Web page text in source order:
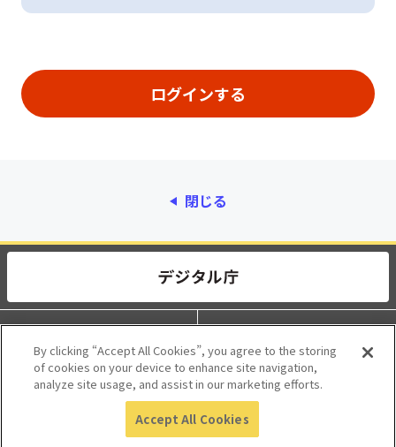
閉じる
動作環境 個人情報保護
利用規約 アクセシビリティ
© 2017 Digital Agency, Government of Japan.
By clicking “Accept All Cookies”, you agree to the storing
of cookies on your device to enhance site navigation,
analyze site usage, and assist in our marketing efforts.
Accept All Cookies